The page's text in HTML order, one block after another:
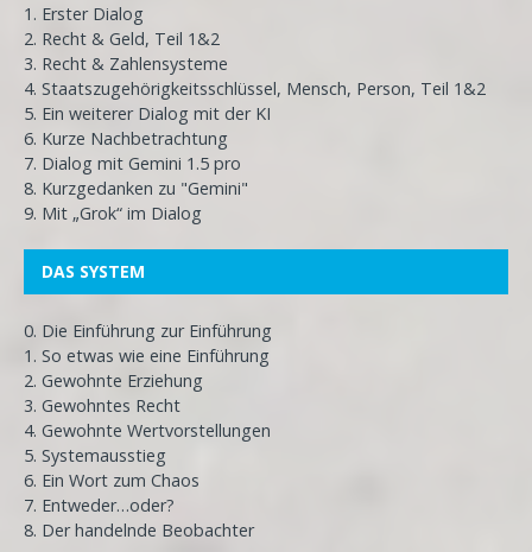
1. Erster Dialog
2. Recht & Geld, Teil 1&2
3. Recht & Zahlensysteme
4. Staatszugehörigkeitsschlüssel, Mensch, Person, Teil 1&2
5. Ein weiterer Dialog mit der KI
6. Kurze Nachbetrachtung
7. Dialog mit Gemini 1.5 pro
8. Kurzgedanken zu "Gemini"
9. Mit „Grok“ im Dialog
DAS SYSTEM
0. Die Einführung zur Einführung
1. So etwas wie eine Einführung
2. Gewohnte Erziehung
3. Gewohntes Recht
4. Gewohnte Wertvorstellungen
5. Systemausstieg
6. Ein Wort zum Chaos
7. Entweder…oder?
8. Der handelnde Beobachter